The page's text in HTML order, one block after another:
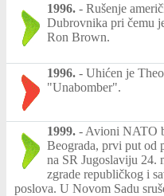
1996. - Rušenje
Dubrovnika pri čemu
Ron Brown.
1996. - Uhićen je
"Unabomber".
1999. - Avioni NATO
Beograda, prvi put od
na SR Jugoslaviju 24.
zgrade republičkog i
poslova. U Novom Sadu